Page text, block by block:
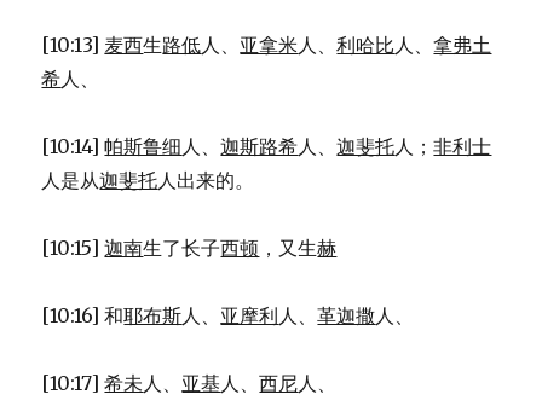
[10:13] 麦西生路低人、 亚拿米人、利哈比人、拿弗土
希人、
[10:14]帕斯鲁细人、迦斯路希人、迦斐托人；非利士
人是从迦斐托人出来的。
[10:15]迦南生了长子西顿 ，又生赫
[10:16] 和耶布斯人、 亚摩利人、革迦撒人、
[10:17]希未人、 亚基人、西尼人、